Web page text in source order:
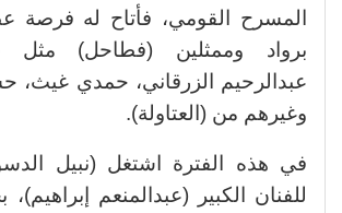
المسرح القومي، فأتاح له فرصة
برواد وممثلين (فطاحل) مثل
عبدالرحيم الزرقاني، حمدي غيث،
وغيرهم من (العتاولة).
في هذه الفترة اشتغل (نبيل
للفنان الكبير (عبدالمنعم